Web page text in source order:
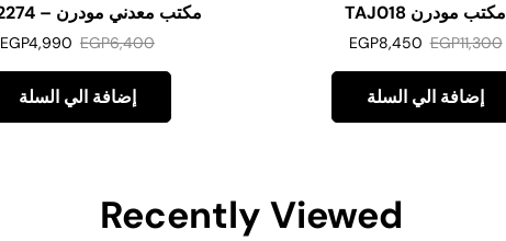
مكتب مودرن TAJ018
EGP11,300
EGP8,450
إضافة الي السلة
مكتب معدني مودرن – Mm02274
EGP6,400
EGP4,990
إضافة الي السلة
Recently Viewed